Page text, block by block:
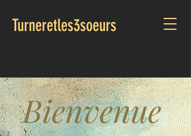
Turneretles3soeurs
Bienvenue